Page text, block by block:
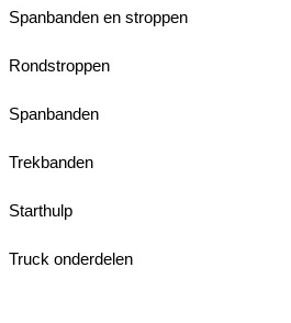
Spanbanden en stroppen
Rondstroppen
Spanbanden
Trekbanden
Starthulp
Truck onderdelen